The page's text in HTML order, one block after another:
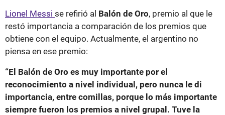
Lionel Messi se refirió al Balón de Oro, premio al que le
restó importancia a comparación de los premios que
obtiene con el equipo. Actualmente, el argentino no
piensa en ese premio:
“El Balón de Oro es muy importante por el
reconocimiento a nivel individual, pero nunca le di
importancia, entre comillas, porque lo más importante
siempre fueron los premios a nivel grupal. Tuve la